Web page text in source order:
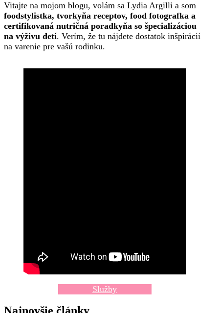
Vitajte na mojom blogu, volám sa Lydia Argilli a som
foodstylistka, tvorkyňa receptov, food fotografka a
certifikovaná nutričná poradkyňa so špecializáciou
na výživu detí. Verím, že tu nájdete dostatok inšpirácií
na varenie pre vašú rodinku.
Služby